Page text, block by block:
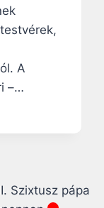
A
–…
Szixtusz pápa